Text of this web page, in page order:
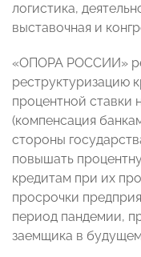
логистика,
выставочная и
«ОПОРА РОССИИ»
реструктуризацию
процентной ставки
(компенсация
стороны
повышать
кредитам при их
просрочки
период пандемии,
заемщика в